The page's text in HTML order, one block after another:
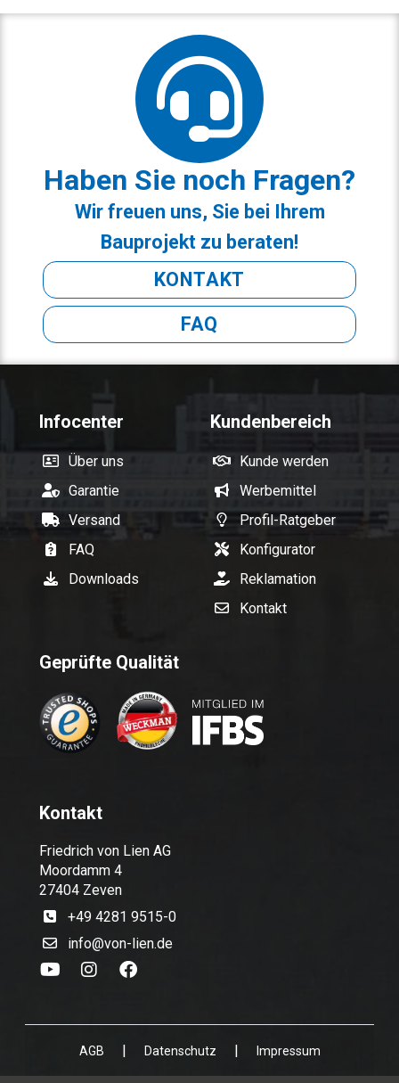
Haben Sie noch Fragen?
Wir freuen uns, Sie bei Ihrem
Bauprojekt zu beraten!
KONTAKT
FAQ
Infocenter
Über uns
Garantie
Versand
FAQ
Downloads
Kundenbereich
Kunde werden
Werbemittel
Profil-Ratgeber
Konfigurator
Reklamation
Kontakt
Geprüfte Qualität
Kontakt
Friedrich von Lien AG
Moordamm 4
27404 Zeven
+49 4281 9515-0
info@von-lien.de
AGB | Datenschutz | Impressum